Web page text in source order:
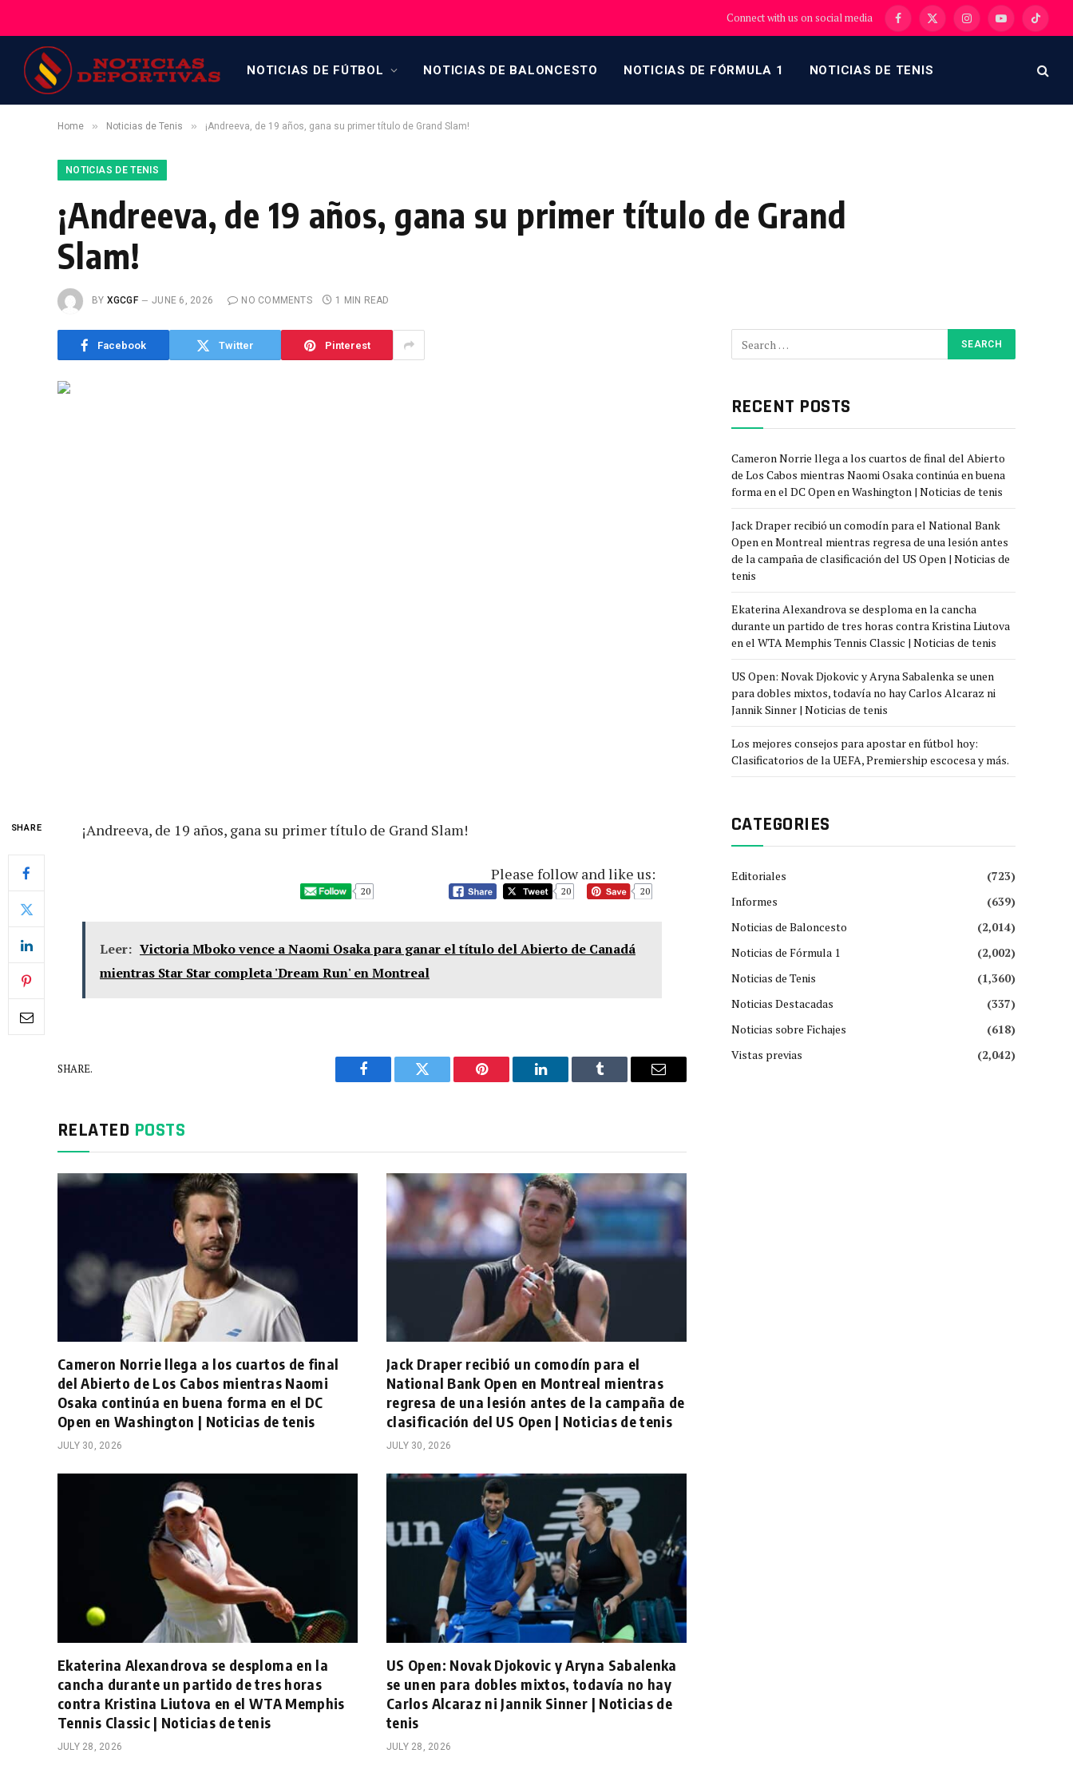
Connect with us on social media Facebook
X
InstagramYouTubeTikTok
NOTICIAS DE FÚTBOL NOTICIAS DE BALONCESTO NOTICIAS DE FÓRMULA 1 NOTICIAS DE TENIS
Home » Noticias de Tenis » ¡Andreeva, de 19 años, gana su primer título de Grand Slam!
NOTICIAS DE TENIS
¡Andreeva, de 19 años, gana su primer título de Grand
Slam!
BY XGCGF JUNE 6, 2026 NO COMMENTS 1 MIN READ
Facebook Twitter Pinterest
SHARE ¡Andreeva, de 19 años, gana su primer título de Grand Slam!
Please follow and like us:
20 20 20
Leer: Victoria Mboko vence a Naomi Osaka para ganar el título del Abierto de Canadá
mientras Star Star completa 'Dream Run' en Montreal
SHARE.
Facebook Twitter Pinterest LinkedIn Tumblr Email
RELATED POSTS
Cameron Norrie llega a los cuartos de final
del Abierto de Los Cabos mientras Naomi
Osaka continúa en buena forma en el DC
Open en Washington | Noticias de tenis
JULY 30, 2026
Jack Draper recibió un comodín para el
National Bank Open en Montreal mientras
regresa de una lesión antes de la campaña de
clasificación del US Open | Noticias de tenis
JULY 30, 2026
Ekaterina Alexandrova se desploma en la
cancha durante un partido de tres horas
contra Kristina Liutova en el WTA Memphis
Tennis Classic | Noticias de tenis
JULY 28, 2026
US Open: Novak Djokovic y Aryna Sabalenka
se unen para dobles mixtos, todavía no hay
Carlos Alcaraz ni Jannik Sinner | Noticias de
tenis
JULY 28, 2026
RECENT POSTS
Cameron Norrie llega a los cuartos de final del Abierto
de Los Cabos mientras Naomi Osaka continúa en buena
forma en el DC Open en Washington | Noticias de tenis
Jack Draper recibió un comodín para el National Bank
Open en Montreal mientras regresa de una lesión antes
de la campaña de clasificación del US Open | Noticias de
tenis
Ekaterina Alexandrova se desploma en la cancha
durante un partido de tres horas contra Kristina Liutova
en el WTA Memphis Tennis Classic | Noticias de tenis
US Open: Novak Djokovic y Aryna Sabalenka se unen
para dobles mixtos, todavía no hay Carlos Alcaraz ni
Jannik Sinner | Noticias de tenis
Los mejores consejos para apostar en fútbol hoy:
Clasificatorios de la UEFA, Premiership escocesa y más.
CATEGORIES
Editoriales
(723)
Informes
(639)
Noticias de Baloncesto
(2,014)
Noticias de Fórmula 1
(2,002)
Noticias de Tenis
(1,360)
Noticias Destacadas
(337)
Noticias sobre Fichajes
(618)
Vistas previas
(2,042)